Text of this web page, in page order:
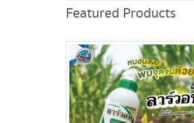
Featured Products